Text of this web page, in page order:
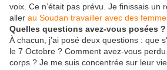
voix. Ce n’était pas prévu. Je finissais un
aller au Soudan travailler avec des
Quelles questions avez-vous posées ?
À chacun, j’ai posé deux questions : que
le 7 Octobre ? Comment avez-vous
corps ? Je me suis concentrée sur leur